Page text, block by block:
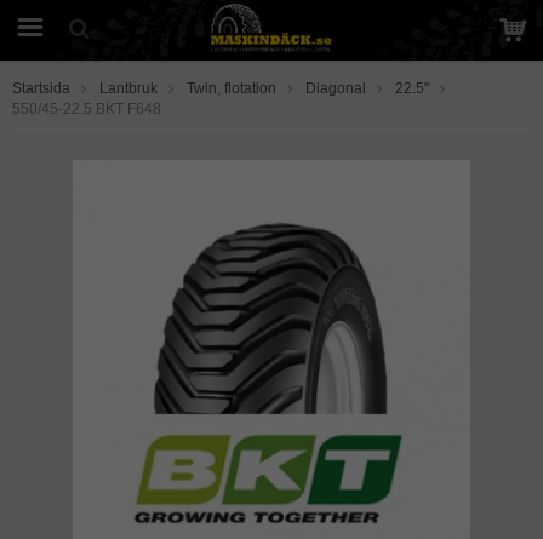
Startsida Lantbruk Twin, flotation Diagonal
22.5"
550/45-22.5 BKT F648